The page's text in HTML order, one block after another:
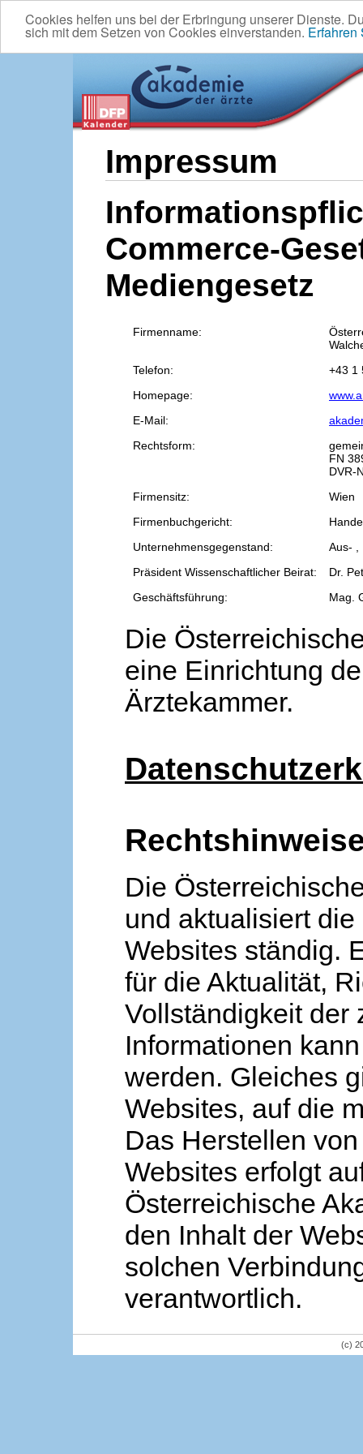
Cookies helfen uns bei der Erbringung unserer Dienste.
sich mit dem Setzen von Cookies einverstanden. Erfahren
Impressum
Commerce-
Mediengesetz
Firmenname:
Telefon:
+43 1
Homepage:
E-Mail:
Rechtsform:
FN
DVR-
Firmensitz:
Wien
Firmenbuchgericht:
Unternehmensgegenstand:
Aus- ,
Präsident Wissenschaftlicher Beirat:
Dr.
Geschäftsführung:
Mag.
Die
eine Einrichtung
Ärztekammer.
Die
und aktualisiert
Websites ständig.
für die Aktualität,
Vollständigkeit der
Informationen
werden. Gleiches
Websites, auf die
Das Herstellen
Websites erfolgt
Österreichische
den Inhalt der
solchen
verantwortlich.
(c)